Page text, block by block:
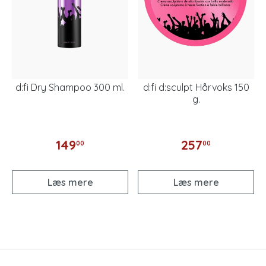
d:fi Dry Shampoo 300 ml.
14900
Læs mere
d:fi d:sculpt Hårvoks 150
g.
25700
Læs mere